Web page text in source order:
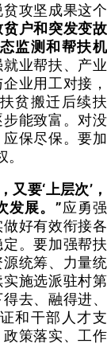
攻坚成果这个
户和突发变故
监测和帮扶机
业帮扶、产业
业用工对接，
贫搬迁后续扶
能致富。对没
保尽保。要加
又要‘上层次’，
发展。”应勇强
好有效衔接各
。要加强帮扶
统筹、力量统
施选派驻村第
去、融得进、
和干部人才支
策落实、工作